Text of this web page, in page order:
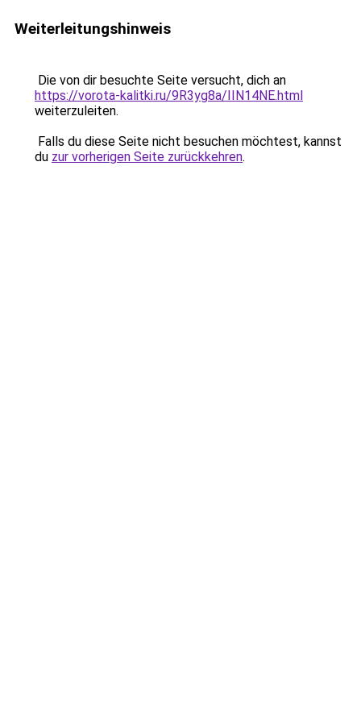
Weiterleitungshinweis
Die von dir besuchte Seite versucht, dich an
https://vorota-kalitki.ru/9R3yg8a/IIN14NE.html
weiterzuleiten.
Falls du diese Seite nicht besuchen möchtest, kannst
du zur vorherigen Seite zurückkehren.